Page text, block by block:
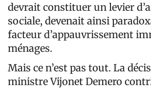
devrait constituer un levier
sociale, devenait ainsi
facteur d’appauvrissement
ménages.
Mais ce n’est pas tout. La
ministre Vijonet Demero